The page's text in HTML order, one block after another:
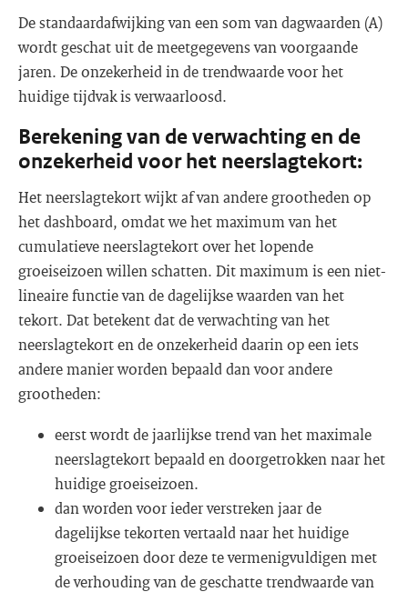
De standaardafwijking van een som van dagwaarden (A)
wordt geschat uit de meetgegevens van voorgaande
jaren. De onzekerheid in de trendwaarde voor het
huidige tijdvak is verwaarloosd.
Berekening van de verwachting en de
onzekerheid voor het neerslagtekort:
Het neerslagtekort wijkt af van andere grootheden op
het dashboard, omdat we het maximum van het
cumulatieve neerslagtekort over het lopende
groeiseizoen willen schatten. Dit maximum is een niet-
lineaire functie van de dagelijkse waarden van het
tekort. Dat betekent dat de verwachting van het
neerslagtekort en de onzekerheid daarin op een iets
andere manier worden bepaald dan voor andere
grootheden:
eerst wordt de jaarlijkse trend van het maximale
neerslagtekort bepaald en doorgetrokken naar het
huidige groeiseizoen.
dan worden voor ieder verstreken jaar de
dagelijkse tekorten vertaald naar het huidige
groeiseizoen door deze te vermenigvuldigen met
de verhouding van de geschatte trendwaarde van